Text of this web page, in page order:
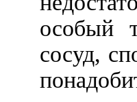
особый
сосуд,